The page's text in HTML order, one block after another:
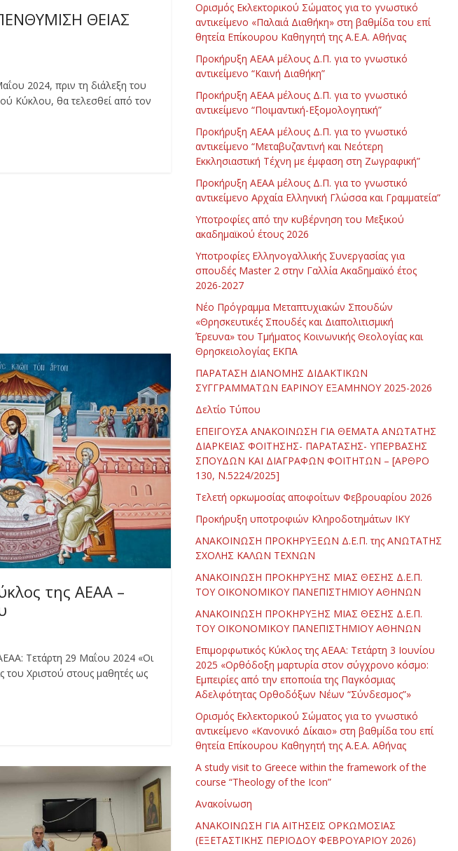
ΘΕΙΑΣ
2024, πριν τη διάλεξη του
Κύκλου, θα τελεσθεί από τον
της ΑΕΑΑ –
Τετάρτη 29 Μαΐου 2024 «Οι
του Χριστού στους μαθητές ως
Ορισμός Εκλεκτορικού Σώματος για το γνωστικό
αντικείμενο «Παλαιά Διαθήκη» στη βαθμίδα του επί
θητεία Επίκουρου Καθηγητή της Α.Ε.Α. Αθήνας
Προκήρυξη ΑΕΑΑ μέλους Δ.Π. για το γνωστικό
αντικείμενο “Καινή Διαθήκη”
Προκήρυξη ΑΕΑΑ μέλους Δ.Π. για το γνωστικό
αντικείμενο “Ποιμαντική-Εξομολογητική”
Προκήρυξη ΑΕΑΑ μέλους Δ.Π. για το γνωστικό
αντικείμενο “Μεταβυζαντινή και Νεότερη
Εκκλησιαστική Τέχνη με έμφαση στη Ζωγραφική”
Προκήρυξη ΑΕΑΑ μέλους Δ.Π. για το γνωστικό
αντικείμενο Αρχαία Ελληνική Γλώσσα και Γραμματεία”
Υποτροφίες από την κυβέρνηση του Μεξικού
ακαδημαϊκού έτους 2026
Υποτροφίες Ελληνογαλλικής Συνεργασίας για
σπουδές Master 2 στην Γαλλία Ακαδημαϊκό έτος
2026-2027
Νέο Πρόγραμμα Μεταπτυχιακών Σπουδών
«Θρησκευτικές Σπουδές και Διαπολιτισμική
Έρευνα» του Τμήματος Κοινωνικής Θεολογίας και
Θρησκειολογίας ΕΚΠΑ
ΠΑΡΑΤΑΣΗ ΔΙΑΝΟΜΗΣ ΔΙΔΑΚΤΙΚΩΝ
ΣΥΓΓΡΑΜΜΑΤΩΝ ΕΑΡΙΝΟΥ ΕΞΑΜΗΝΟΥ 2025-2026
Δελτίο Τύπου
ΕΠΕΙΓΟΥΣΑ ΑΝΑΚΟΙΝΩΣΗ ΓΙΑ ΘΕΜΑΤΑ ΑΝΩΤΑΤΗΣ
ΔΙΑΡΚΕΙΑΣ ΦΟΙΤΗΣΗΣ- ΠΑΡΑΤΑΣΗΣ- ΥΠΕΡΒΑΣΗΣ
ΣΠΟΥΔΩΝ ΚΑΙ ΔΙΑΓΡΑΦΩΝ ΦΟΙΤΗΤΩΝ – [ΑΡΘΡΟ
130, Ν.5224/2025]
Τελετή ορκωμοσίας αποφοίτων Φεβρουαρίου 2026
Προκήρυξη υποτροφιών Κληροδοτημάτων ΙΚΥ
ΑΝΑΚΟΙΝΩΣΗ ΠΡΟΚΗΡΥΞΕΩΝ Δ.Ε.Π. της ΑΝΩΤΑΤΗΣ
ΣΧΟΛΗΣ ΚΑΛΩΝ ΤΕΧΝΩΝ
ΑΝΑΚΟΙΝΩΣΗ ΠΡΟΚΗΡΥΞΗΣ ΜΙΑΣ ΘΕΣΗΣ Δ.Ε.Π.
ΤΟΥ ΟΙΚΟΝΟΜΙΚΟΥ ΠΑΝΕΠΙΣΤΗΜΙΟΥ ΑΘΗΝΩΝ
ΑΝΑΚΟΙΝΩΣΗ ΠΡΟΚΗΡΥΞΗΣ ΜΙΑΣ ΘΕΣΗΣ Δ.Ε.Π.
ΤΟΥ ΟΙΚΟΝΟΜΙΚΟΥ ΠΑΝΕΠΙΣΤΗΜΙΟΥ ΑΘΗΝΩΝ
Επιμορφωτικός Κύκλος της ΑΕΑΑ: Τετάρτη 3 Ιουνίου
2025 «Ορθόδοξη μαρτυρία στον σύγχρονο κόσμο:
Εμπειρίες από την εποποιία της Παγκόσμιας
Αδελφότητας Ορθοδόξων Νέων “Σύνδεσμος”»
Ορισμός Εκλεκτορικού Σώματος για το γνωστικό
αντικείμενο «Κανονικό Δίκαιο» στη βαθμίδα του επί
θητεία Επίκουρου Καθηγητή της Α.Ε.Α. Αθήνας
Α study visit to Greece within the framework of the
course “Theology of the Icon”
Ανακοίνωση
ΑΝΑΚΟΙΝΩΣΗ ΓΙΑ ΑΙΤΗΣΕΙΣ ΟΡΚΩΜΟΣΙΑΣ
(ΕΞΕΤΑΣΤΙΚΗΣ ΠΕΡΙΟΔΟΥ ΦΕΒΡΟΥΑΡΙΟΥ 2026)